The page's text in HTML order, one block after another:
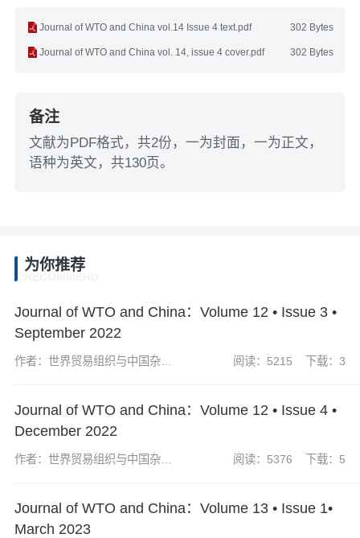
302 Bytes
Journal of WTO and China vol.14 Issue 4 text.pdf
302 Bytes
Journal of WTO and China vol. 14, issue 4 cover.pdf
备注
文献为PDF格式，共2份，一为封面，一为正文，
语种为英文，共130页。
为你推荐
Journal of WTO and China：Volume 12 • Issue 3 •
September 2022
作者：世界贸易组织与中国杂志
阅读：5215 下载：3
Journal of WTO and China：Volume 12 • Issue 4 •
December 2022
作者：世界贸易组织与中国杂志
阅读：5376 下载：5
Journal of WTO and China：Volume 13 • Issue 1•
March 2023